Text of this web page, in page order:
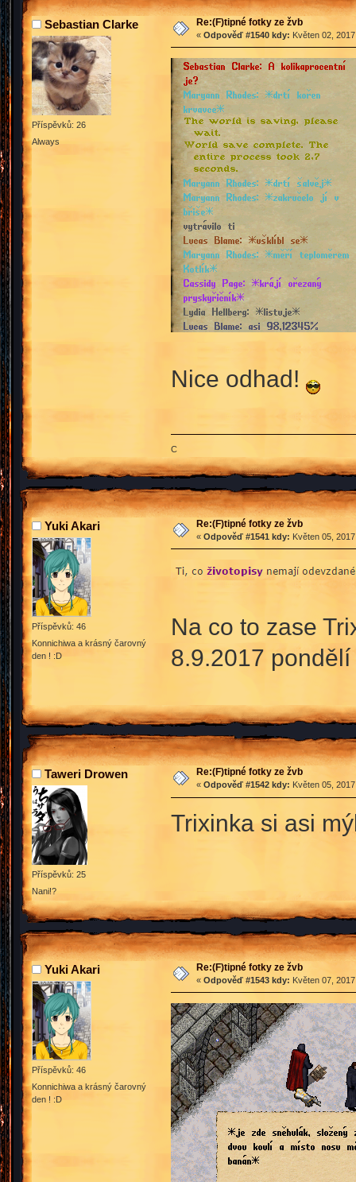
Sebastian Clarke
Příspěvků: 26
Always
Re:(F)tipné fotky ze žvb
« Odpověď #1540 kdy: Květen 02,
Nice odhad!
C
Yuki Akari
Příspěvků: 46
Konnichiwa a krásný čarovný
den ! :D
Re:(F)tipné fotky ze žvb
« Odpověď #1541 kdy: Květen 05,
Na co to zase
8.9.2017
Taweri Drowen
Příspěvků: 25
Nani!?
Re:(F)tipné fotky ze žvb
« Odpověď #1542 kdy: Květen 05,
Trixinka si asi
Yuki Akari
Příspěvků: 46
Konnichiwa a krásný čarovný
den ! :D
Re:(F)tipné fotky ze žvb
« Odpověď #1543 kdy: Květen 07,